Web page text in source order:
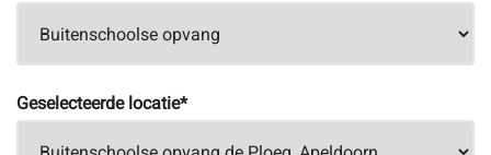
Geselecteerde locatie*